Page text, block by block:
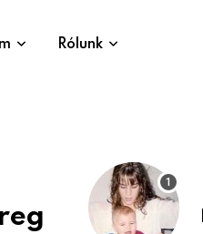
Rólunk